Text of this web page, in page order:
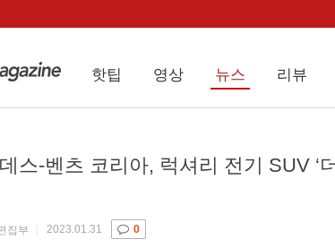
핫팁 영상 뉴스 리뷰
스-벤츠 코리아, 럭셔리 전기 SUV ‘
집부 2023.01.31 0